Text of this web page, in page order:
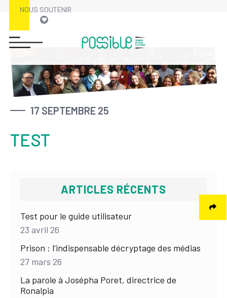
Skip
content
NOUS SOUTENIR
17 SEPTEMBRE 25
TEST
ARTICLES RÉCENTS
Test pour le guide utilisateur
23 avril 26
Prison : l’indispensable décryptage des médias
27 mars 26
La parole à Josépha Poret, directrice de
Ronalpia